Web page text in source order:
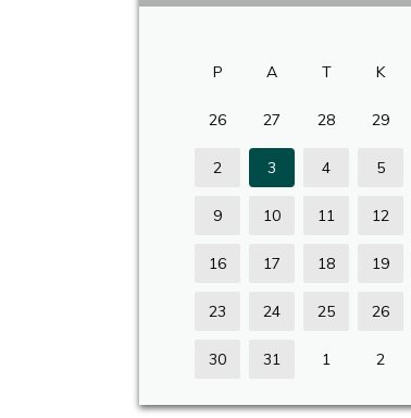
P A T K
26 27 28 29
2 3 4 5
9 10 11 12
16 17 18 19
23 24 25 26
30 31 1 2